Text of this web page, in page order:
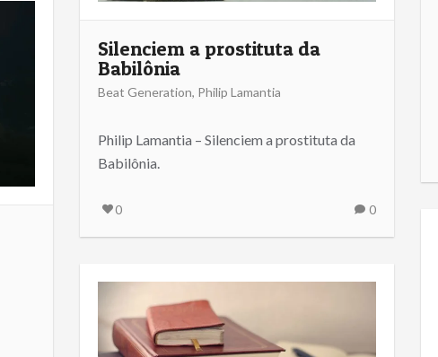
Silenciem a prostituta da
Babilônia
Beat Generation, Philip Lamantia
Philip Lamantia – Silenciem a prostituta da
Babilônia.
0 0